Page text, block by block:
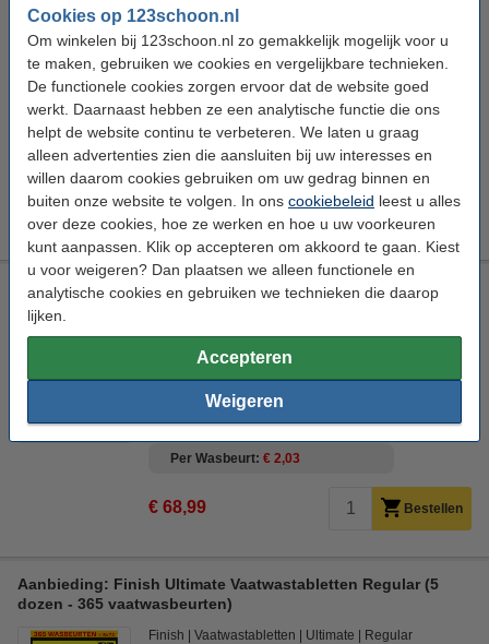
Cookies op 123schoon.nl
Om winkelen bij 123schoon.nl zo gemakkelijk mogelijk voor u
te maken, gebruiken we cookies en vergelijkbare technieken.
De functionele cookies zorgen ervoor dat de website goed
werkt. Daarnaast hebben ze een analytische functie die ons
helpt de website continu te verbeteren. We laten u graag
alleen advertenties zien die aansluiten bij uw interesses en
willen daarom cookies gebruiken om uw gedrag binnen en
buiten onze website te volgen. In ons cookiebeleid leest u alles
over deze cookies, hoe ze werken en hoe u uw voorkeuren
kunt aanpassen. Klik op accepteren om akkoord te gaan. Kiest
u voor weigeren? Dan plaatsen we alleen functionele en
analytische cookies en gebruiken we technieken die daarop
lijken.
Accepteren
Weigeren
zakken - 245 vaatwasbeurten)
Finish Vaatwastabletten Capsules Ultimate
Bekijk de specificaties en beschrijving
Direct leverbaar
Morgen in huis
Per Wasbeurt € 0,216
€ 52,99
Aanbieding: Finish Ultimate Vaatwastabletten Lemon (7
zakken - 238 vaatwasbeurten)
Finish Ultimate lemon Textiel Ultimate lemon
Bekijk de specificaties en beschrijving
Direct leverbaar
Morgen in huis
Per Wasbeurt € 2,03
€ 68,99 Bestellen
Aanbieding: Finish Ultimate Vaatwastabletten Regular (5
dozen - 365 vaatwasbeurten)
Finish Vaatwastabletten Ultimate Regular